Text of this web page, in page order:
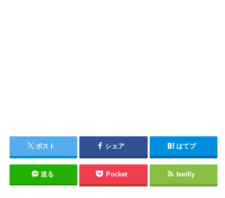
ポスト シェア はてブ
送る Pocket feedly